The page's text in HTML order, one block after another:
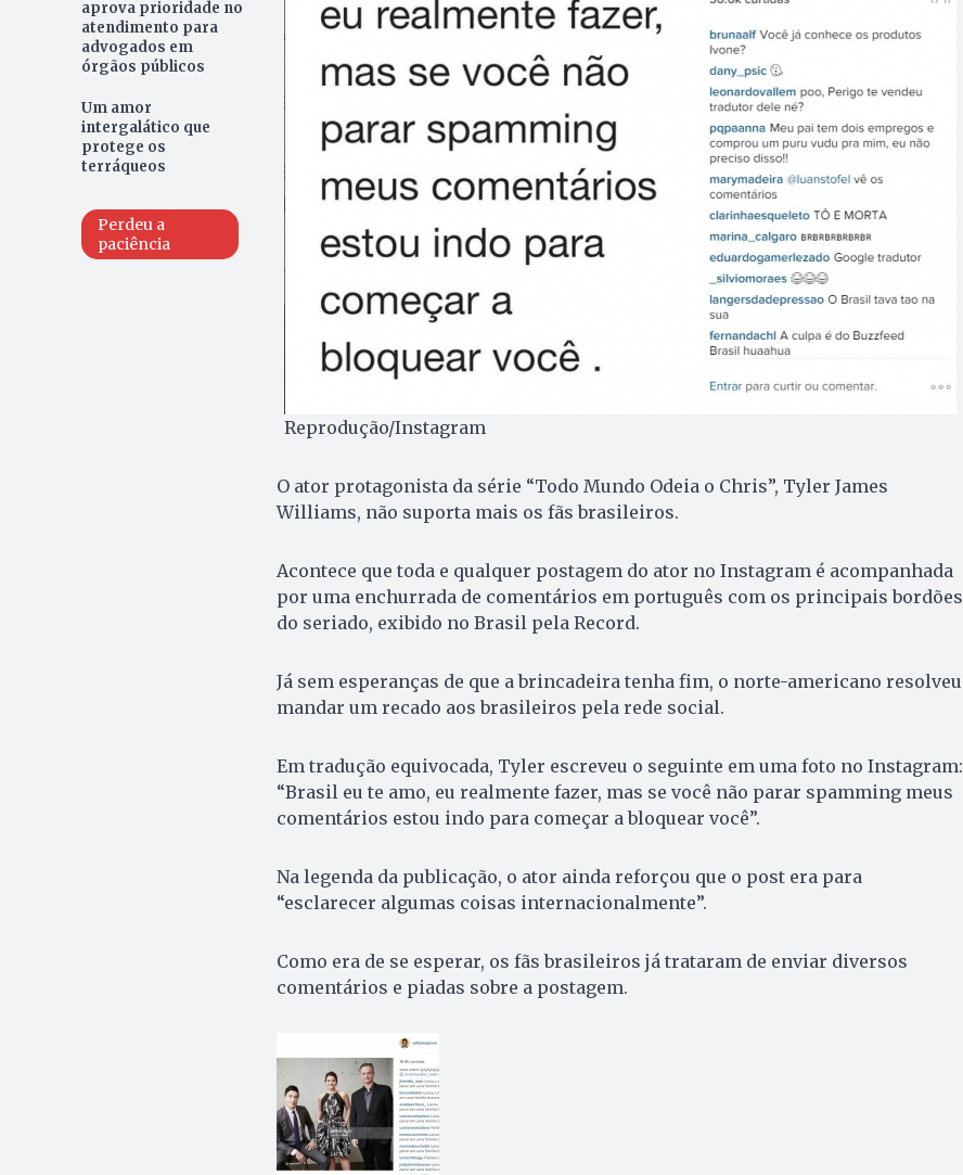
aprova prioridade no
atendimento para
advogados em
órgãos públicos
Um amor
intergalático que
protege os
terráqueos
Perdeu a
paciência
Reprodução/Instagram
O ator protagonista da série “Todo Mundo Odeia o Chris”, Tyler James
Williams, não suporta mais os fãs brasileiros.
Acontece que toda e qualquer postagem do ator no Instagram é acompanhada
por uma enchurrada de comentários em português com os principais bordões
do seriado, exibido no Brasil pela Record.
Já sem esperanças de que a brincadeira tenha fim, o norte-americano resolveu
mandar um recado aos brasileiros pela rede social.
Em tradução equivocada, Tyler escreveu o seguinte em uma foto no Instagram:
“Brasil eu te amo, eu realmente fazer, mas se você não parar spamming meus
comentários estou indo para começar a bloquear você”.
Na legenda da publicação, o ator ainda reforçou que o post era para
“esclarecer algumas coisas internacionalmente”.
Como era de se esperar, os fãs brasileiros já trataram de enviar diversos
comentários e piadas sobre a postagem.